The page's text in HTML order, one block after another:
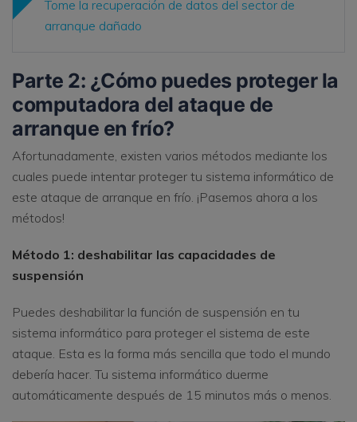
Tome la recuperación de datos del sector de
arranque dañado
Parte 2: ¿Cómo puedes proteger la
computadora del ataque de
arranque en frío?
Afortunadamente, existen varios métodos mediante los
cuales puede intentar proteger tu sistema informático de
este ataque de arranque en frío. ¡Pasemos ahora a los
métodos!
Método 1: deshabilitar las capacidades de
suspensión
Puedes deshabilitar la función de suspensión en tu
sistema informático para proteger el sistema de este
ataque. Esta es la forma más sencilla que todo el mundo
debería hacer. Tu sistema informático duerme
automáticamente después de 15 minutos más o menos.